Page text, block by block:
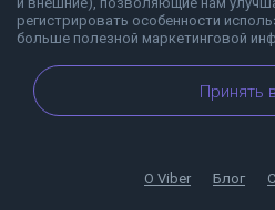
регистрировать особенности
больше полезной маркетинговой
Принять
О Viber Блог